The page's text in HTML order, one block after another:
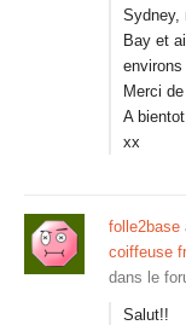
Sydney,
Bay et
Merci
A
xx
folle2base
coiffeuse
dans le
Salut!!